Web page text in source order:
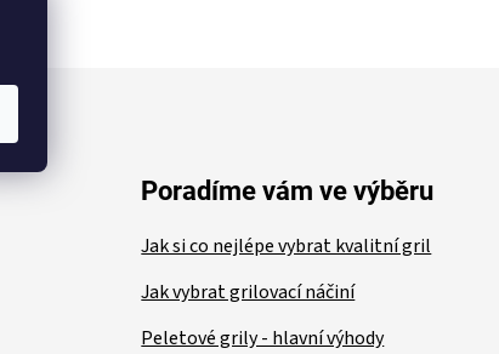
Poradíme vám ve výběru
Jak si co nejlépe vybrat kvalitní gril
Jak vybrat grilovací náčiní
Peletové grily - hlavní výhody